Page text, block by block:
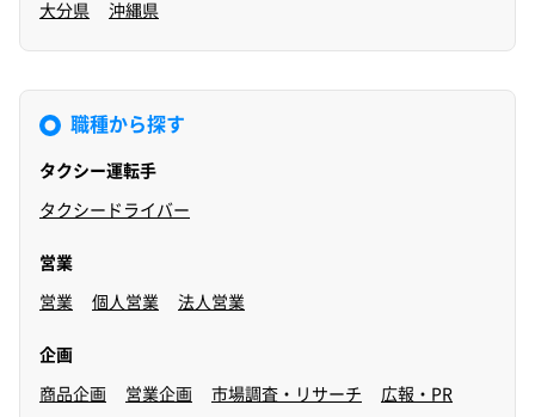
大分県 沖縄県
職種から探す
タクシー運転手
タクシードライバー
営業
営業 個人営業 法人営業
企画
商品企画 営業企画 市場調査・リサーチ 広報・PR